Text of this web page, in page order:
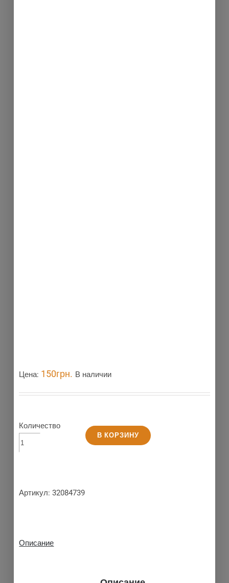
Цена: 150грн. В наличии
Количество
В КОРЗИНУ
Артикул:32084739
Описание